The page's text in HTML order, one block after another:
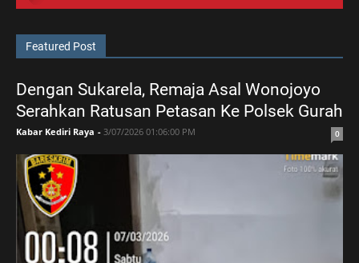
Featured Post
Dengan Sukarela, Remaja Asal Wonojoyo
Serahkan Ratusan Petasan Ke Polsek Gurah
Kabar Kediri Raya - 3/07/2026 01:06:00 PM 0